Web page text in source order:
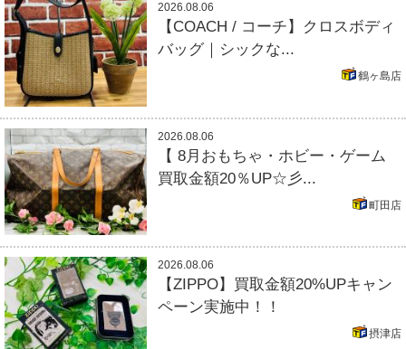
2026.08.06
【COACH / コーチ】クロスボディ
バッグ｜シックな...
鶴ヶ島店
2026.08.06
【 8月おもちゃ・ホビー・ゲーム
買取金額20％UP☆彡...
町田店
2026.08.06
【ZIPPO】買取金額20%UPキャン
ペーン実施中！！
摂津店